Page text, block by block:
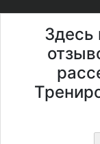
Здесь